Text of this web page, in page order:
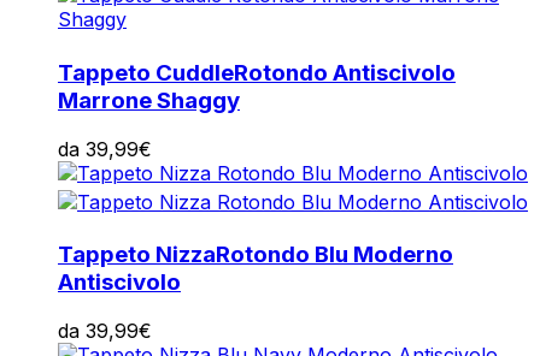
Tappeto CuddleRotondo Antiscivolo
Marrone Shaggy
da 39,99€
Tappeto NizzaRotondo Blu Moderno
Antiscivolo
da 39,99€